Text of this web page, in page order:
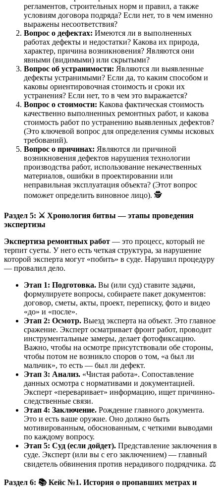
регламентов, строительных норм и правил, а также
условиям договора подряда? Если нет, то в чем именно
выражены несоответствия?
Вопрос о дефектах: Имеются ли в выполненных
работах дефекты и недостатки? Какова их природа,
характер, причина возникновения? Являются они
явными (видимыми) или скрытыми?
Вопрос об устранимости: Являются ли выявленные
дефекты устранимыми? Если да, то каким способом и
каковы ориентировочная стоимость и сроки их
устранения? Если нет, то в чем это выражается?
Вопрос о стоимости: Какова фактическая стоимость
качественно выполненных ремонтных работ, и какова
стоимость работ по устранению выявленных дефектов?
(Это ключевой вопрос для определения суммы исковых
требований).
Вопрос о причинах: Являются ли причиной
возникновения дефектов нарушения технологии
производства работ, использование некачественных
материалов, ошибки в проектировании или
неправильная эксплуатация объекта? (Этот вопрос
поможет определить виновное лицо). 🕵️
Раздел 5: ⚔️ Хронология битвы — этапы проведения
экспертизы
Экспертиза ремонтных работ — это процесс, который не
терпит суеты. У него есть четкая структура, за нарушение
которой эксперта могут «побить» в суде. Нарушил процедуру
— провалил дело.
Этап 1: Подготовка. Вы (или суд) ставите задачи,
формулируете вопросы, собираете пакет документов:
договор, сметы, акты, проект, переписку, фото и видео
«до» и «после».
Этап 2: Осмотр. Выезд эксперта на объект. Это главное
сражение. Эксперт осматривает фронт работ, проводит
инструментальные замеры, делает фотофиксацию.
Важно, чтобы на осмотре присутствовали обе стороны,
чтобы потом не возникло споров о том, «а был ли
мальчик», то есть — был ли дефект.
Этап 3: Анализ. «Чистая работа». Сопоставление
данных осмотра с нормативами и документацией.
Эксперт «переваривает» информацию, ищет причинно-
следственные связи.
Этап 4: Заключение. Рождение главного документа.
Это и есть ваше оружие. Оно должно быть
мотивированным, обоснованным, с четкими выводами
по каждому вопросу.
Этап 5: Суд (если дойдет). Представление заключения в
суде. Эксперт (или вы с его заключением) — главный
свидетель обвинения против нерадивого подрядчика. ⚖️
Раздел 6: 📚Кейс №1. История о пропавших метрах и